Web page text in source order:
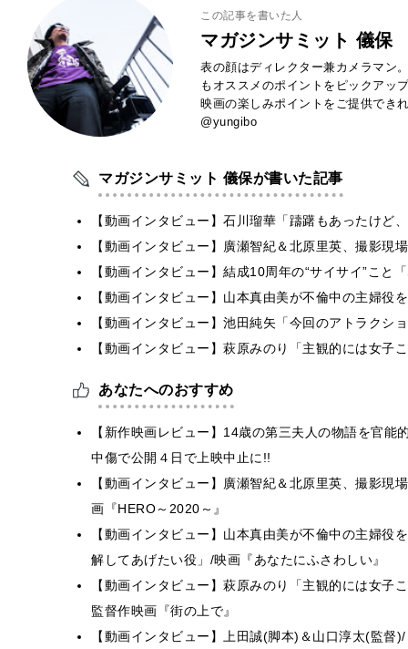
この記事を書いた人
マガジンサミット 儀保
表の顔はディレクター兼カメラマン
もオススメのポイントをピックアッ
映画の楽しみポイントをご提供でき
@yungibo
マガジンサミット 儀保が書いた記事
【動画インタビュー】石川瑠華「躊躇もあったけど
【動画インタビュー】廣瀬智紀＆北原里英、撮影現
【動画インタビュー】結成10周年の“サイサイ”こと
【動画インタビュー】山本真由美が不倫中の主婦
【動画インタビュー】池田純矢「今回のアトラク
【動画インタビュー】萩原みのり「主観的には女
あなたへのおすすめ
【新作映画レビュー】14歳の第三夫人の物語を官
中傷で公開４日で上映中止に!!
【動画インタビュー】廣瀬智紀＆北原里英、撮影現
画『HERO～2020～』
【動画インタビュー】山本真由美が不倫中の主婦役
解してあげたい役」/映画『あなたにふさわしい』
【動画インタビュー】萩原みのり「主観的には女
監督作映画『街の上で』
【動画インタビュー】上田誠(脚本)＆山口淳太(監